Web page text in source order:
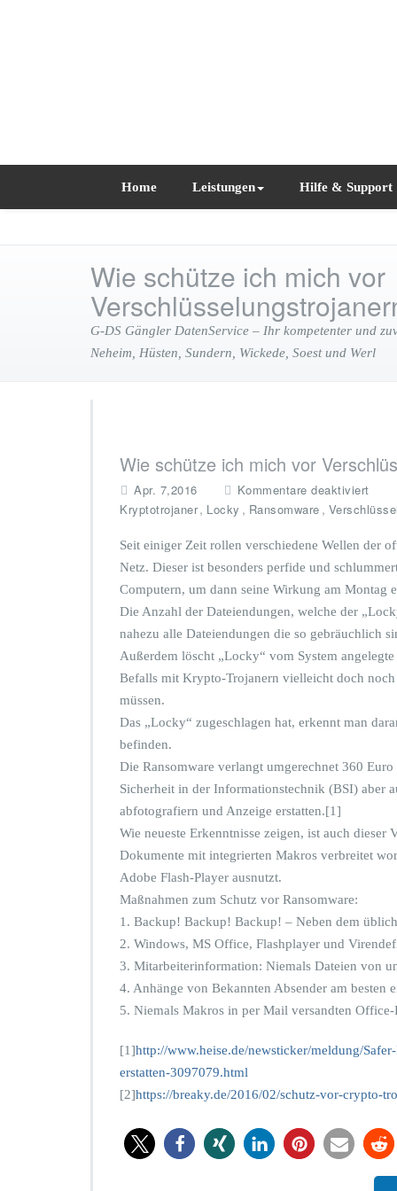
Home Leistungen Hilfe & Support
Wie schütze ich mich vor
G-DS Gängler DatenService – Ihr kompetenter und
Neheim, Hüsten, Sundern, Wickede, Soest und Werl
Wie schütze ich mich vor
Apr. 7,2016 Kommentare deaktiviert
ü
W
e
s
c
h
t
z
i
m
i
v
o
e
r
s
c
h
l
ü
s
l
n
g
s
t
Kryptotrojaner, Locky , Ransomware ,
Seit einiger Zeit rollen verschiedene Wellen der
Netz. Dieser ist besonders perfide und
Computern, um dann seine Wirkung am Montag
Die Anzahl der Dateiendungen, welche der
nahezu alle Dateiendungen die so gebräuchlich
Außerdem löscht „Locky“ vom System
Befalls mit Krypto-Trojanern vielleicht doch
müssen.
Das „Locky“ zugeschlagen hat, erkennt man
befinden.
Die Ransomware verlangt umgerechnet 360
Sicherheit in der Informationstechnik (BSI) aber
abfotografiern und Anzeige erstatten.[1]
Wie neueste Erkenntnisse zeigen, ist auch
Dokumente mit integrierten Makros verbreitet
Adobe Flash-Player ausnutzt.
Maßnahmen zum Schutz vor Ransomware:
1. Backup! Backup! Backup! – Neben dem
2. Windows, MS Office, Flashplayer und
3. Mitarbeiterinformation: Niemals Dateien von
4. Anhänge von Bekannten Absender am besten
5. Niemals Makros in per Mail versandten
[1]http://www.heise.de/newsticker/meldung/
erstatten-3097079.html
[2]https://breaky.de/2016/02/schutz-vor-crypto-